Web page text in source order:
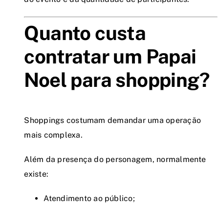
Quanto custa
contratar um Papai
Noel para shopping?
Shoppings costumam demandar uma operação
mais complexa.
Além da presença do personagem, normalmente
existe:
Atendimento ao público;